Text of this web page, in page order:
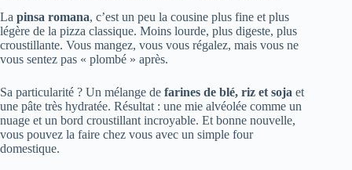
La pinsa romana, c’est un peu la cousine plus fine et plus
légère de la pizza classique. Moins lourde, plus digeste, plus
croustillante. Vous mangez, vous vous régalez, mais vous ne
vous sentez pas « plombé » après.
Sa particularité ? Un mélange de farines de blé, riz et soja et
une pâte très hydratée. Résultat : une mie alvéolée comme un
nuage et un bord croustillant incroyable. Et bonne nouvelle,
vous pouvez la faire chez vous avec un simple four
domestique.